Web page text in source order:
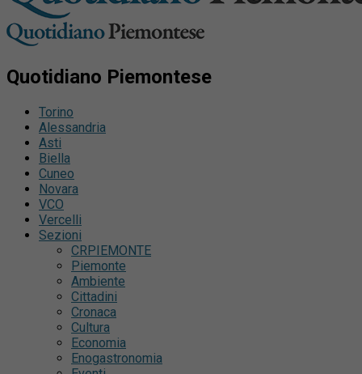
Quotidiano Piemontese
Torino
Alessandria
Asti
Biella
Cuneo
Novara
VCO
Vercelli
Sezioni
CRPIEMONTE
Piemonte
Ambiente
Cittadini
Cronaca
Cultura
Economia
Enogastronomia